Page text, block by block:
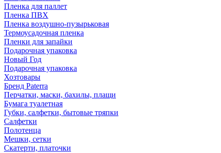
Пленка для паллет
Пленка ПВХ
Пленка воздушно-пузырьковая
Термоусадочная пленка
Пленки для запайки
Подарочная упаковка
Новый Год
Подарочная упаковка
Хозтовары
Бренд Paterra
Перчатки, маски, бахилы, плащи
Бумага туалетная
Губки, салфетки, бытовые тряпки
Салфетки
Полотенца
Мешки, сетки
Скатерти, платочки